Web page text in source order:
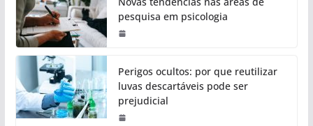
pesquisa em psicologia
Perigos ocultos: por que reutilizar
luvas descartáveis pode ser
prejudicial